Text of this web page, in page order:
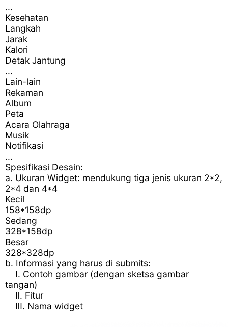
...
Kesehatan
Langkah
Jarak
Kalori
Detak Jantung
...
Lain-lain
Rekaman
Album
Peta
Acara Olahraga
Musik
Notifikasi
...
Spesifikasi Desain:
a. Ukuran Widget: mendukung tiga jenis ukuran 2*2,
2*4 dan 4*4
Kecil
158*158dp
Sedang
328*158dp
Besar
328*328dp
b. Informasi yang harus di submits:
Ⅰ. Contoh gambar (dengan sketsa gambar
tangan)
Ⅱ. Fitur
Ⅲ. Nama widget